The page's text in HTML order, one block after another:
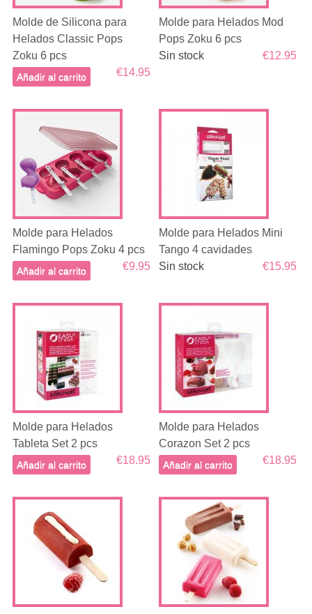
Molde de Silicona para
Helados Classic Pops
Zoku 6 pcs
€14.95
Añadir al carrito
Molde para Helados Mod
Pops Zoku 6 pcs
€12.95
Sin stock
Molde para Helados
Flamingo Pops Zoku 4 pcs
€9.95
Añadir al carrito
Molde para Helados Mini
Tango 4 cavidades
€15.95
Sin stock
Molde para Helados
Tableta Set 2 pcs
€18.95
Añadir al carrito
Molde para Helados
Corazon Set 2 pcs
€18.95
Añadir al carrito